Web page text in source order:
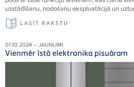
uzstādīšanu, nodošanu ekspluatācijā un
LASĪT RAKSTU
01.10.2024 – JAUNUMI
Vienmēr īstā elektronika pisuāram